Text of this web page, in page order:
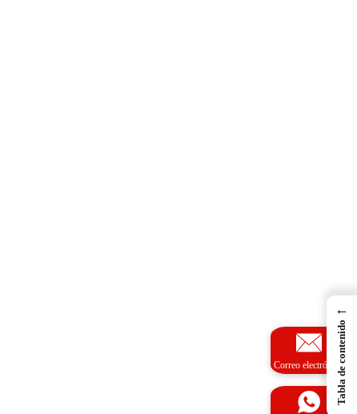
Correo electrónico
←
Tabla de contenido